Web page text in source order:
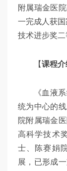
附属瑞金医
一完成人获
技术进步奖二
【课程介
《血液
统为中心的
院附属瑞金
高科学技术
士、陈赛娟
展，已形成